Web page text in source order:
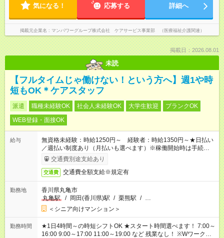
気になる！ 応募する 詳細へ
掲載元企業名 マンパワーグループ株式会社 ケアサービス事業部 （医療福祉介護関連）
掲載日：2026.08.01
未読
【フルタイムじゃ働けない！という方へ】週1や時
短もOK＊ケアスタッフ
派遣 職種未経験OK 社会人未経験OK 大学生歓迎
ブランクOK
WEB登録・面接OK
給与
無資格未経験：時給1250円～ 経験者：時給1350円～★日払い
／週払い制度あり（月払いも選べます）※稼働開始時は手続き完
了次第のお支払いとなります。
交通費別途支給あり
交通費 交通費全額支給※規定有
勤務地
香川県丸亀市
丸亀駅
/ 岡田(香川県)駅 / 栗熊駅 / …
＜シニア向けマンション＞
勤務時間
★1日4時間～の時短シフトOK ★スタート時間選べます！ 7:00～
16:00 9:00～17:00 11:00～19:00 など 残業なし！ ※Wワークの